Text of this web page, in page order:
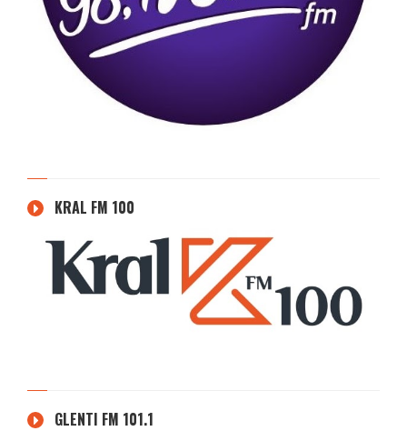
KRAL FM 100
GLENTI FM 101.1